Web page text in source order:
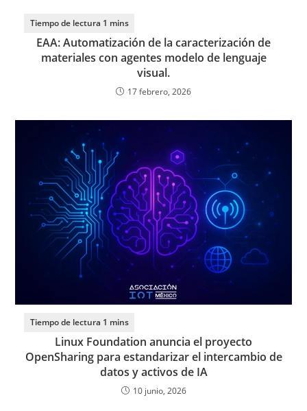
EAA: Automatización de la caracterización de
materiales con agentes modelo de lenguaje
visual.
17 febrero, 2026
Linux Foundation anuncia el proyecto
OpenSharing para estandarizar el intercambio de
datos y activos de IA
10 junio, 2026